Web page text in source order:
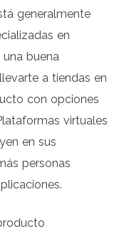
generalmente
en
buena
a tiendas en
con opciones
virtuales
en sus
personas